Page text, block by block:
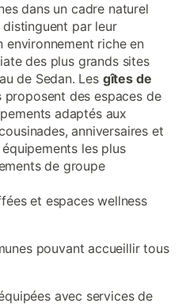
dans un cadre naturel
par leur
riche en
des plus grands sites
de Sedan. Les gîtes de
proposent des espaces de
adaptés aux
anniversaires et
les plus
de groupe
et espaces wellness
pouvant accueillir tous
avec services de